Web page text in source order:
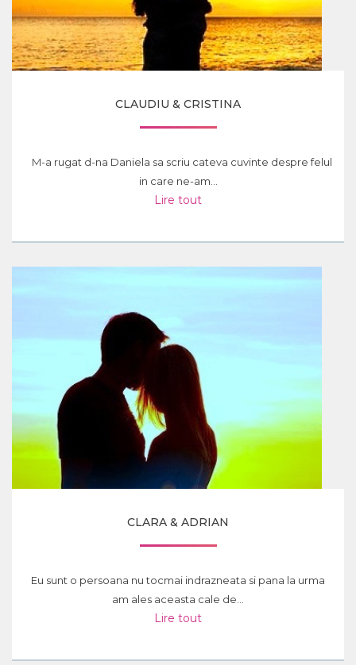
CLAUDIU & CRISTINA
M-a rugat d-na Daniela sa scriu cateva cuvinte despre felul
in care ne-am...
Lire tout
CLARA & ADRIAN
Eu sunt o persoana nu tocmai indrazneata si pana la urma
am ales aceasta cale de...
Lire tout